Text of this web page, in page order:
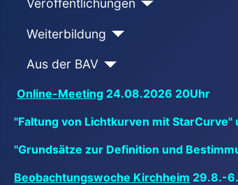
Veröffentlichungen
Weiterbildung
Aus der BAV
Online-Meeting 24.08.2026 20Uhr
"Faltung von Lichtkurven mit StarCurve"
"Grundsätze zur Definition und
Beobachtungswoche Kirchheim 29.8.-